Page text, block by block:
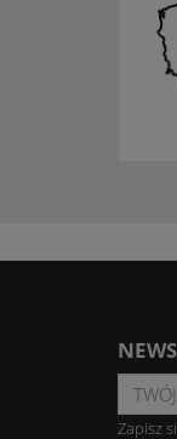
Zapisz